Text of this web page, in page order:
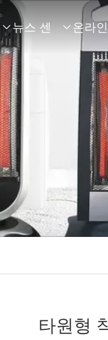
 뉴스 센
터
 온라
팅
타원형